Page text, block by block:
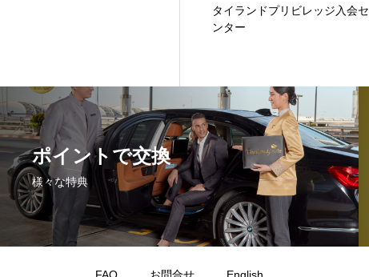
タイランドプリビレッジ入会セ
ンター
ポイントで交換
様々な特典